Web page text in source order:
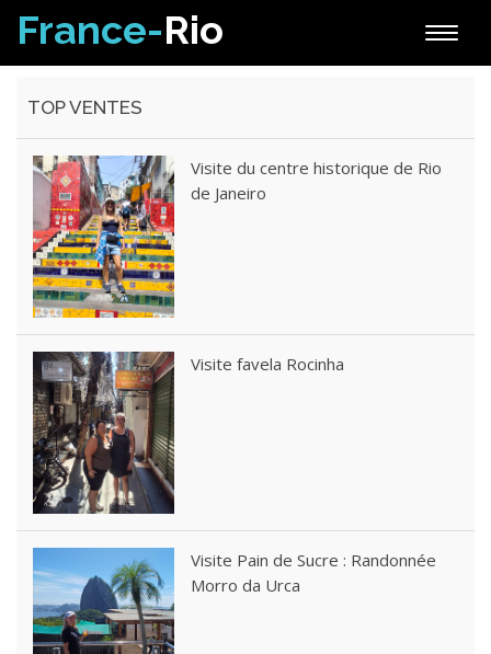
Toggle
France-Rio
TOP VENTES
Visite du centre historique de Rio
de Janeiro
Visite favela Rocinha
Visite Pain de Sucre : Randonnée
Morro da Urca